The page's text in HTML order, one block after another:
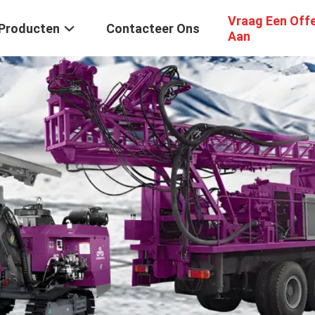
Contacteer Ons
Vraag Een
Aan